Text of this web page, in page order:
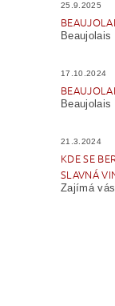
25.9.2025
Beaujolais
17.10.2024
Beaujolais
21.3.2024
KDE SE
SLAVNÁ
Zajímá